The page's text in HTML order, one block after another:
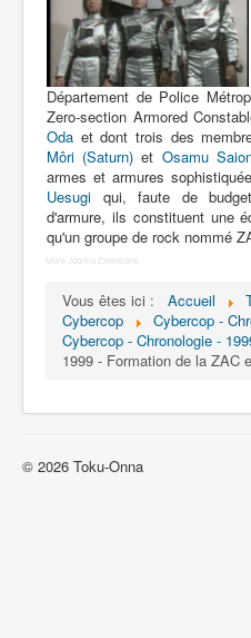
COSAA
Dessins
Artiste Asperger
Lexique
Dennô keisatsu
察 サイバーコッ
cerveau
Personnages
Mechas
Épisodes
Département de Police
Zero-section Armored
Oda et dont trois des
Môri (Saturn) et Osamu
armes et armures
Uesugi qui, faute de
d'armure, ils constituent une
qu'un groupe de rock nommé
More Joomla Extensions
Vous êtes ici : Accueil
Cybercop
Cybercop -
Cybercop - Chronologie -
1999 - Formation de la ZAC
© 2026 Toku-Onna